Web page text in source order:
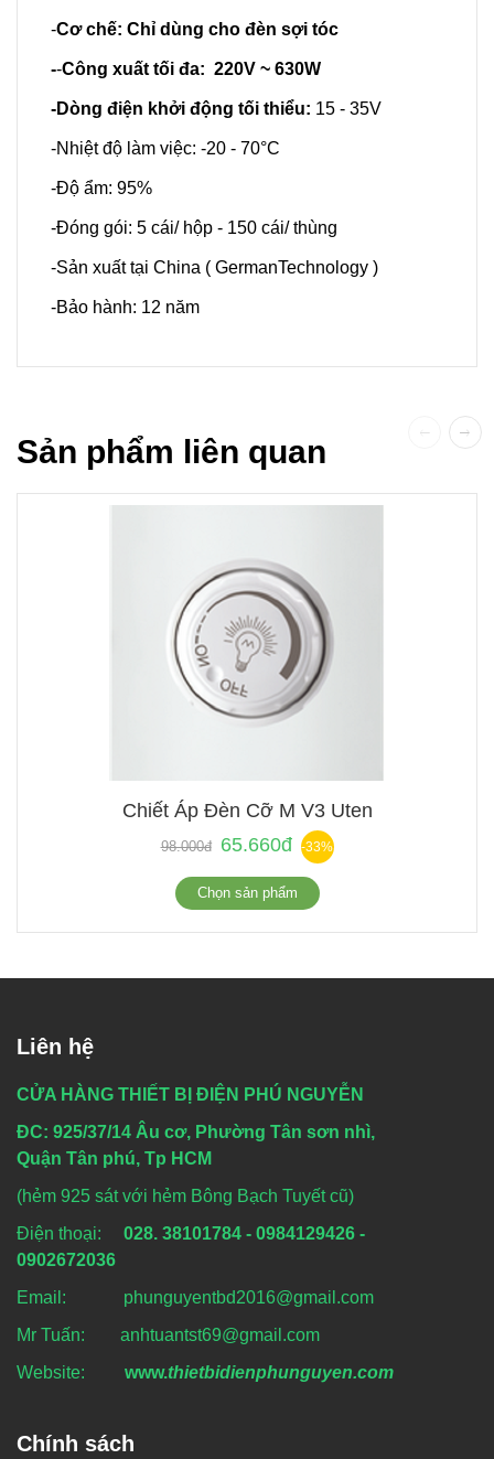
-Cơ chế: Chỉ dùng cho đèn sợi tóc
--Công xuất tối đa: 220V ~ 630W
-Dòng điện khởi động tối thiểu: 15 - 35V
-Nhiệt độ làm việc: -20 - 70°C
-Độ ẩm: 95%
-Đóng gói: 5 cái/ hộp - 150 cái/ thùng
-Sản xuất tại China ( GermanTechnology )
-Bảo hành: 12 năm
Sản phẩm liên quan
Chiết Áp Đèn Cỡ M V3 Uten
98.000đ 65.660đ -33%
Chọn sản phẩm
Liên hệ
CỬA HÀNG THIẾT BỊ ĐIỆN PHÚ NGUYỄN
ĐC: 925/37/14 Âu cơ, Phường Tân sơn nhì,
Quận Tân phú, Tp HCM
(hẻm 925 sát với hẻm Bông Bạch Tuyết cũ)
Điện thoại: 028. 38101784 - 0984129426 -
0902672036
Email: phunguyentbd2016@gmail.com
Mr Tuấn: anhtuantst69@gmail.com
Website:
www.thietbidienphunguyen.com
Chính sách